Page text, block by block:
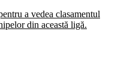
a vedea clasamentul
din această ligă.